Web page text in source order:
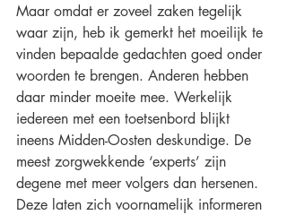
Maar omdat er zoveel zaken tegelijk
waar zijn, heb ik gemerkt het moeilijk te
vinden bepaalde gedachten goed onder
woorden te brengen. Anderen hebben
daar minder moeite mee. Werkelijk
iedereen met een toetsenbord blijkt
ineens Midden-Oosten deskundige. De
meest zorgwekkende ‘experts’ zijn
degene met meer volgers dan hersenen.
Deze laten zich voornamelijk informeren